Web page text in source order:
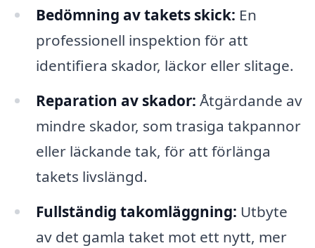
Bedömning av takets skick: En
professionell inspektion för att
identifiera skador, läckor eller slitage.
Reparation av skador: Åtgärdande av
mindre skador, som trasiga takpannor
eller läckande tak, för att förlänga
takets livslängd.
Fullständig takomläggning: Utbyte
av det gamla taket mot ett nytt, mer